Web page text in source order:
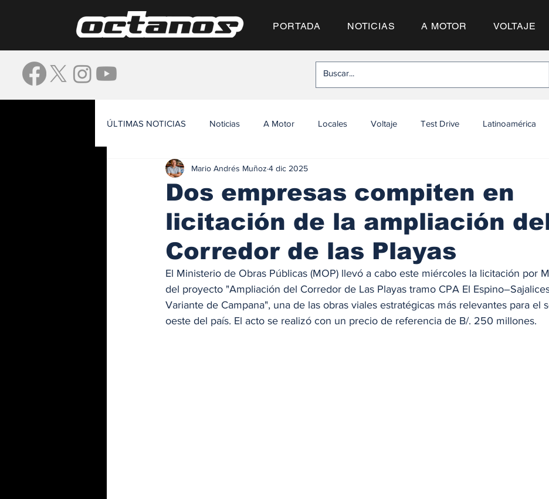
PORTADA NOTICIAS A MOTOR VOLTAJE
ÚLTIMAS NOTICIAS Noticias A Motor Locales Voltaje Test Drive Latinoamérica
Dos empresas compiten en
licitación de la ampliación
Corredor de las Playas
Mario Andrés Muñoz 4 dic 2025
El Ministerio de Obras Públicas (MOP) llevó a cabo este miércoles la licitación por
del proyecto "Ampliación del Corredor de Las Playas tramo CPA El
Variante de Campana", una de las obras viales estratégicas más relevantes para el
oeste del país. El acto se realizó con un precio de referencia de B/. 250 millones.